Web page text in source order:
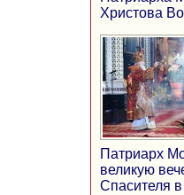
Христова
Патриарх
великую
Спасителя